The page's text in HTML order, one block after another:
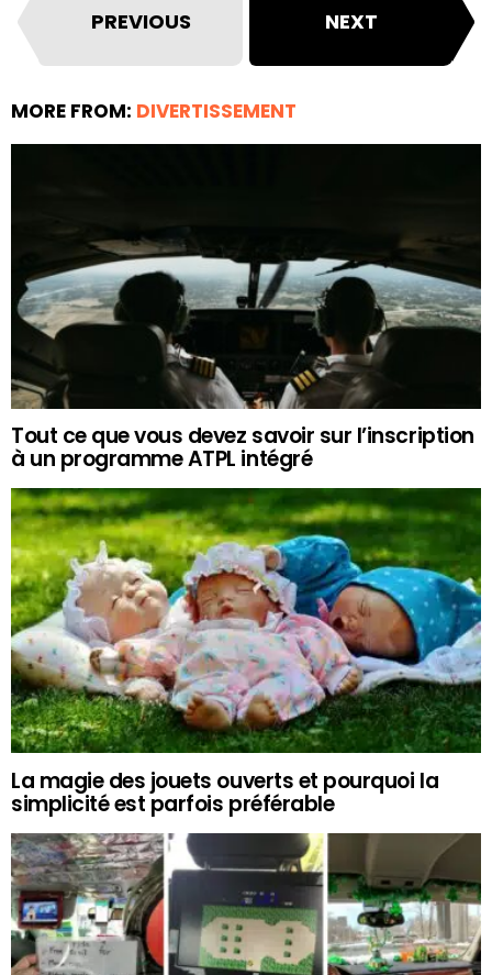
PREVIOUS NEXT
MORE FROM: DIVERTISSEMENT
Tout ce que vous devez savoir sur l’inscription
à un programme ATPL intégré
La magie des jouets ouverts et pourquoi la
simplicité est parfois préférable